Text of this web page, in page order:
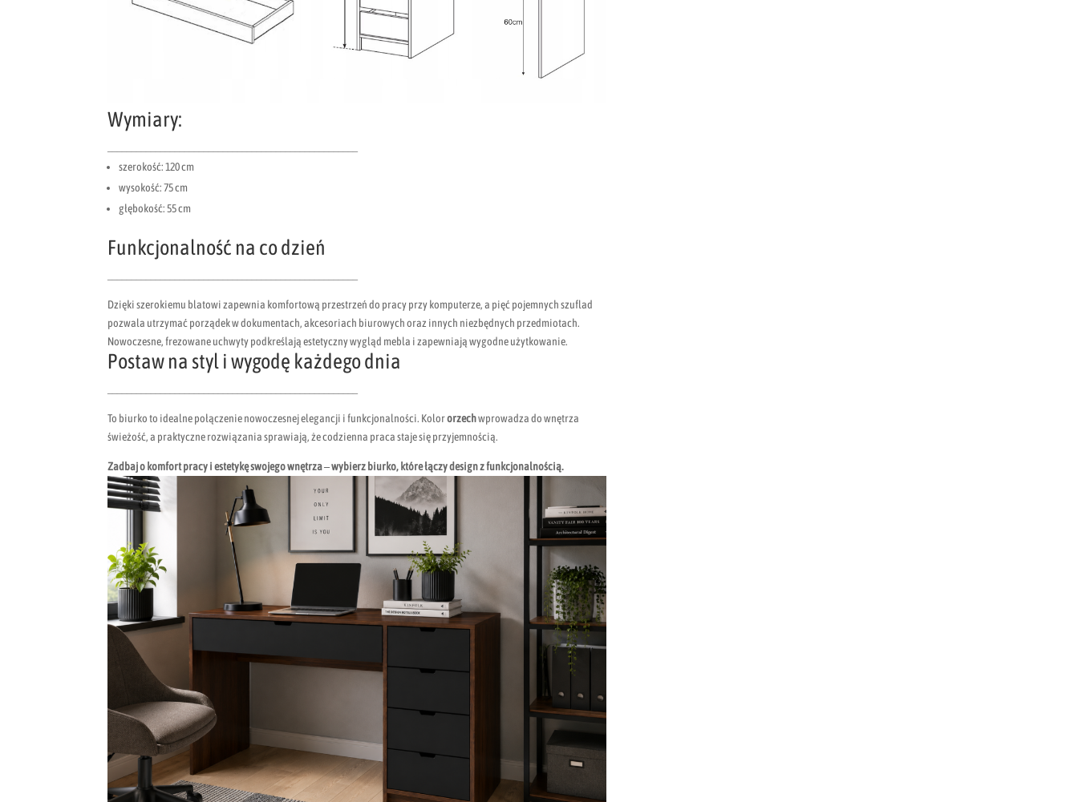
Wymiary:
szerokość: 120 cm
wysokość: 75 cm
głębokość: 55 cm
Funkcjonalność na co dzień
Dzięki szerokiemu blatowi zapewnia komfortową przestrzeń do pracy przy komputerze, a pięć pojemnych szuflad
pozwala utrzymać porządek w dokumentach, akcesoriach biurowych oraz innych niezbędnych przedmiotach.
Nowoczesne, frezowane uchwyty podkreślają estetyczny wygląd mebla i zapewniają wygodne użytkowanie.
Postaw na styl i wygodę każdego dnia
To biurko to idealne połączenie nowoczesnej elegancji i funkcjonalności. Kolororzechwprowadza do wnętrza
świeżość, a praktyczne rozwiązania sprawiają, że codzienna praca staje się przyjemnością.
Zadbaj o komfort pracy i estetykę swojego wnętrza – wybierz biurko, które łączy design z funkcjonalnością.